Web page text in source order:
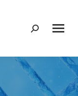
Buscar: